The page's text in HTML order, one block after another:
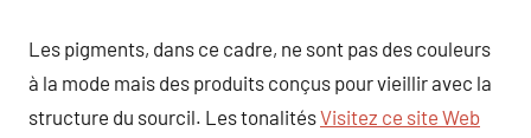
Les pigments, dans ce cadre, ne sont pas des couleurs
à la mode mais des produits conçus pour vieillir avec la
structure du sourcil. Les tonalitésVisitez ce site Web